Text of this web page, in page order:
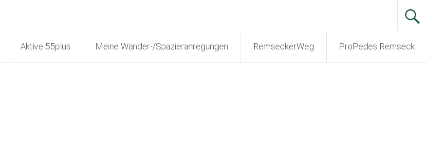
Aktive 55plus Meine Wander-/Spazieranregungen RemseckerWeg ProPedes Remseck